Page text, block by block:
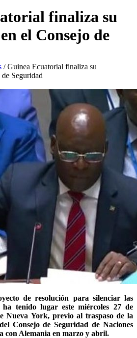
finaliza su
el Consejo de
/Guinea Ecuatorial finaliza su
Seguridad
de resolución para silenciar las
tenido lugar este miércoles 27 de
Nueva York, previo al traspaso de la
Consejo de Seguridad de Naciones
con Alemania en marzo y abril.